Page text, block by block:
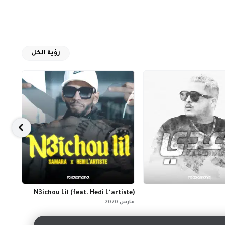
رؤية الكل
N3ichou Lil (feat. Hedi L'artiste)
مارس 2020